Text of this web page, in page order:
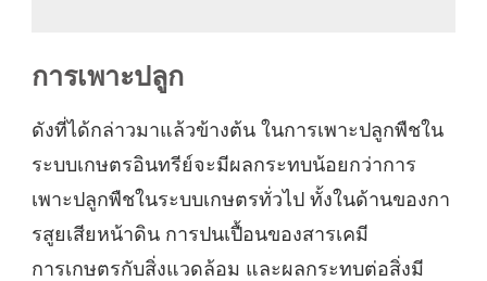
การเพาะปลูก
ดังที่ได้กล่าวมาแล้วข้างต้น ในการเพาะปลูกพืชใน
ระบบเกษตรอินทรีย์จะมีผลกระทบน้อยกว่าการ
เพาะปลูกพืชในระบบเกษตรทั่วไป ทั้งในด้านของกา
รสูยเสียหน้าดิน การปนเปื้อนของสารเคมี
การเกษตรกับสิ่งแวดล้อม และผลกระทบต่อสิ่งมี